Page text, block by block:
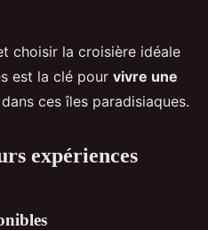
choisir la croisière idéale
est la clé pour vivre une
dans ces îles paradisiaques.
expériences